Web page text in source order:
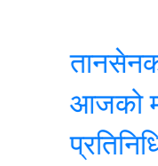
तानसेनको
आजको मौसम:
प्रतिनिधि